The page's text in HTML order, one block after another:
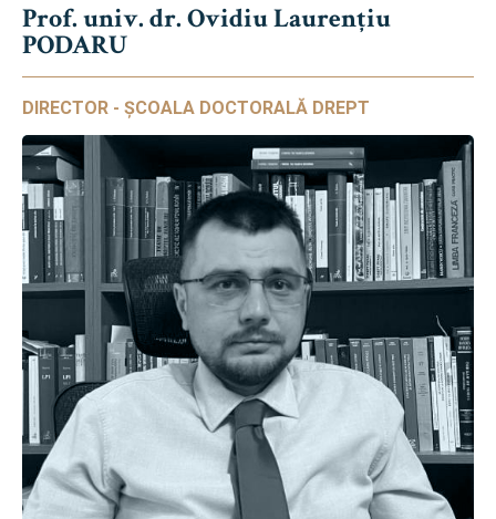
Prof. univ. dr. Ovidiu Laurențiu
PODARU
DIRECTOR - ȘCOALA DOCTORALĂ DREPT